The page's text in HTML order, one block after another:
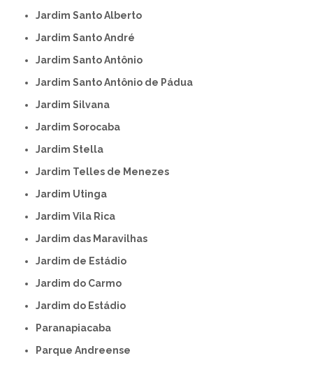
Jardim Santo Alberto
Jardim Santo André
Jardim Santo Antônio
Jardim Santo Antônio de Pádua
Jardim Silvana
Jardim Sorocaba
Jardim Stella
Jardim Telles de Menezes
Jardim Utinga
Jardim Vila Rica
Jardim das Maravilhas
Jardim de Estádio
Jardim do Carmo
Jardim do Estádio
Paranapiacaba
Parque Andreense